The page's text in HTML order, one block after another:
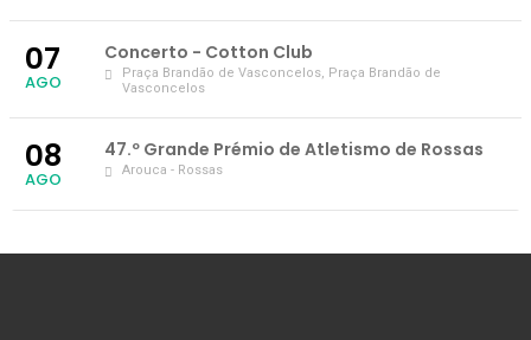
07
AGO
Concerto - Cotton Club
Praça Brandão de Vasconcelos, Praça Brandão de
Vasconcelos
08
AGO
47.º Grande Prémio de Atletismo de Rossas
Arouca - Rossas